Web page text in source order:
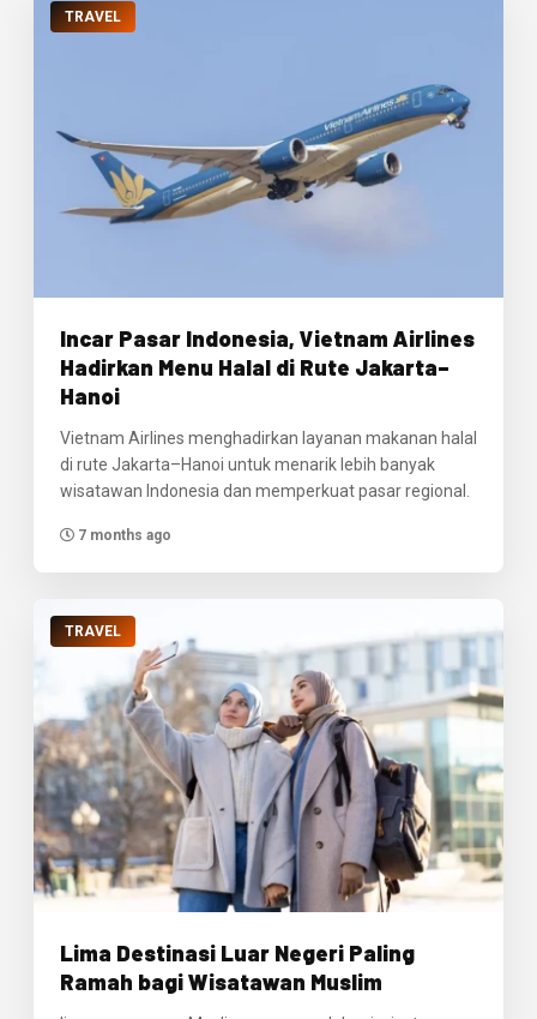
TRAVEL
Incar Pasar Indonesia, Vietnam Airlines
Hadirkan Menu Halal di Rute Jakarta–
Hanoi
Vietnam Airlines menghadirkan layanan makanan halal
di rute Jakarta–Hanoi untuk menarik lebih banyak
wisatawan Indonesia dan memperkuat pasar regional.
7 months ago
TRAVEL
Lima Destinasi Luar Negeri Paling
Ramah bagi Wisatawan Muslim